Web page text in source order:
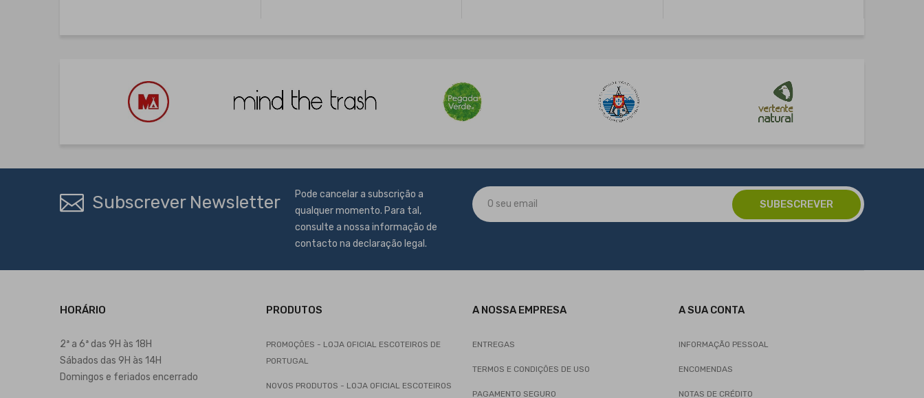
Subscrever Newsletter
Pode cancelar a subscrição a
qualquer momento. Para tal,
consulte a nossa informação de
contacto na declaração legal.
HORÁRIO
2ª a 6ª das 9H às 18H
Sábados das 9H às 14H
Domingos e feriados encerrado
PRODUTOS
PROMOÇÕES - LOJA OFICIAL ESCOTEIROS DE
PORTUGAL
NOVOS PRODUTOS - LOJA OFICIAL ESCOTEIROS
A NOSSA EMPRESA
ENTREGAS
TERMOS E CONDIÇÕES DE USO
PAGAMENTO SEGURO
A SUA CONTA
INFORMAÇÃO PESSOAL
ENCOMENDAS
NOTAS DE CRÉDITO